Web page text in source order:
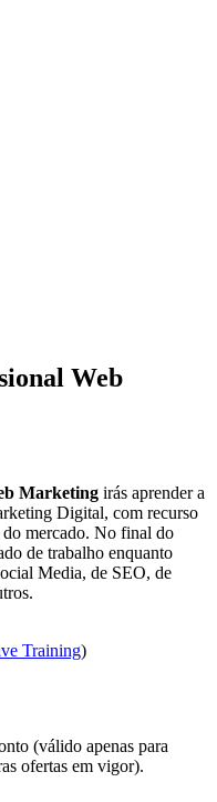
Web
Marketing irás aprender a
Digital, com recurso
do mercado. No final do
de trabalho enquanto
Media, de SEO, de
Training)
(válido apenas para
ofertas em vigor).